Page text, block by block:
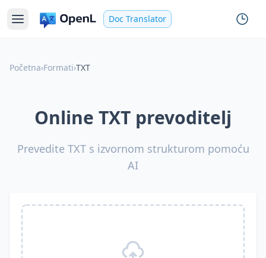
Doc Translator
Početna›Formati›TXT
Online TXT prevoditelj
Prevedite TXT s izvornom strukturom pomoću
AI